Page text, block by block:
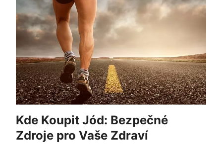
Kde Koupit Jód: Bezpečné
Zdroje pro Vaše Zdraví